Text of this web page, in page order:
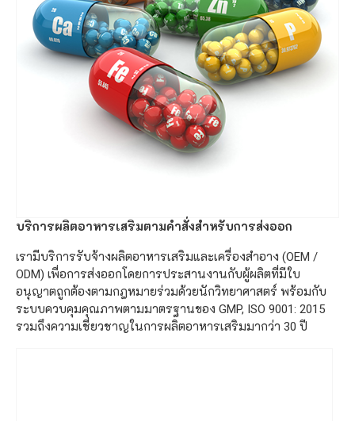
บริการผลิตอาหารเสริมตามคำสั่งสำหรับการส่งออก
เรามีบริการรับจ้างผลิตอาหารเสริมและเครื่องสำอาง (OEM /
ODM) เพื่อการส่งออกโดยการประสานงานกับผู้ผลิตที่มีใบ
อนุญาตถูกต้องตามกฎหมายร่วมด้วยนักวิทยาศาสตร์ พร้อมกับ
ระบบควบคุมคุณภาพตามมาตรฐานของ GMP, ISO 9001: 2015
รวมถึงความเชี่ยวชาญในการผลิตอาหารเสริมมากว่า 30 ปี